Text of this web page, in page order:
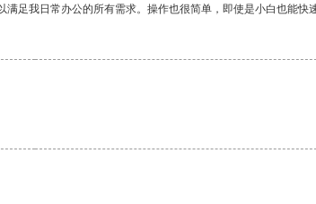
足我日常办公的所有需求。操作也很简单，即使是小白也能快速